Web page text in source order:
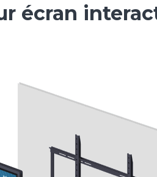
écran